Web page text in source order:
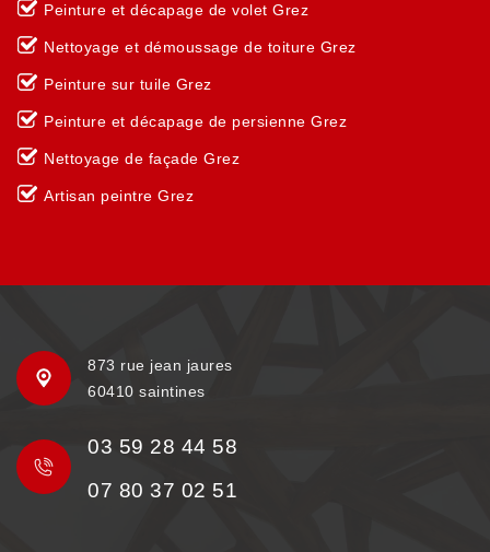
Peinture et décapage de volet Grez
Nettoyage et démoussage de toiture Grez
Peinture sur tuile Grez
Peinture et décapage de persienne Grez
Nettoyage de façade Grez
Artisan peintre Grez
873 rue jean jaures
60410 saintines
03 59 28 44 58
07 80 37 02 51